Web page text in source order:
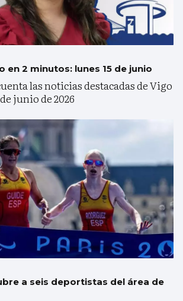
en 2 minutos: lunes 15 de junio
las noticias destacadas de Vigo
junio de 2026
a seis deportistas del área de